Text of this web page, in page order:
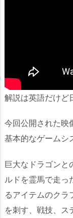
解説は英語だけど
今回公開された映
基本的なゲームシ
巨大なドラゴンと
ルドを霊馬で走っ
るアイテムのクラ
を刺す、戦技、ス